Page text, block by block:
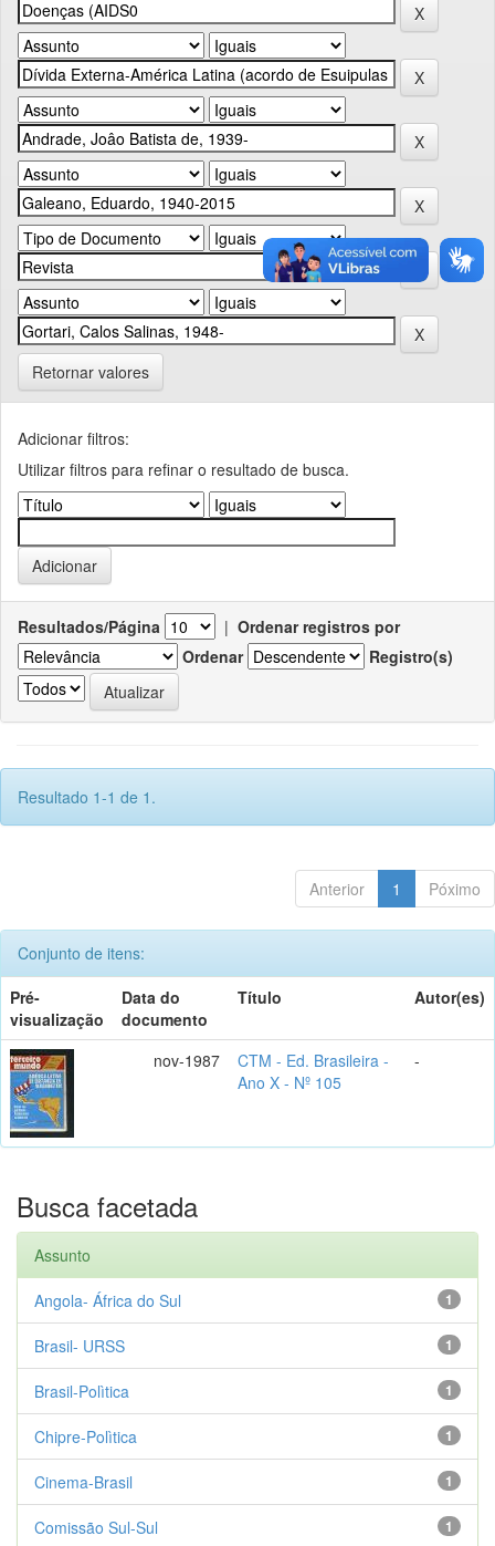
Retornar valores
Adicionar filtros:
Utilizar filtros para refinar o resultado de busca.
Resultados/Página | Ordenar registros por
Ordenar
Registro(s)
Resultado 1-1 de 1.
Anterior 1 Póximo
Conjunto de itens:
Pré-
visualização
Data do
documento
Título Autor(es)
nov-1987
CTM - Ed. Brasileira -
Ano X - Nº 105
-
Busca facetada
Assunto
1
Angola- África do Sul
1
Brasil- URSS
1
Brasil-Polìtica
1
Chipre-Polìtica
1
Cinema-Brasil
1
Comissão Sul-Sul